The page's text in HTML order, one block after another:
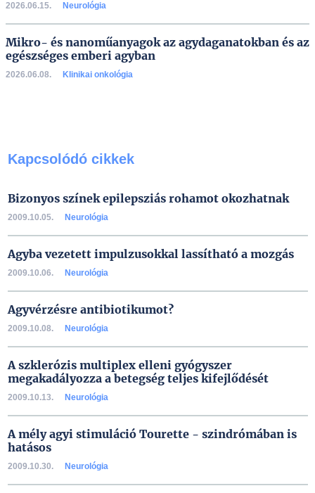
2026.06.15. Neurológia
Mikro- és nanoműanyagok az agydaganatokban és az
egészséges emberi agyban
2026.06.08. Klinikai onkológia
Kapcsolódó cikkek
Bizonyos színek epilepsziás rohamot okozhatnak
2009.10.05. Neurológia
Agyba vezetett impulzusokkal lassítható a mozgás
2009.10.06. Neurológia
Agyvérzésre antibiotikumot?
2009.10.08. Neurológia
A szklerózis multiplex elleni gyógyszer
megakadályozza a betegség teljes kifejlődését
2009.10.13. Neurológia
A mély agyi stimuláció Tourette - szindrómában is
hatásos
2009.10.30. Neurológia